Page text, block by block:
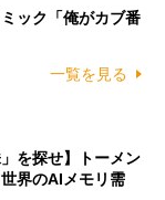
ック「俺がカブ番
一覧を見る
を探せ】トーメン
界のAIメモリ需